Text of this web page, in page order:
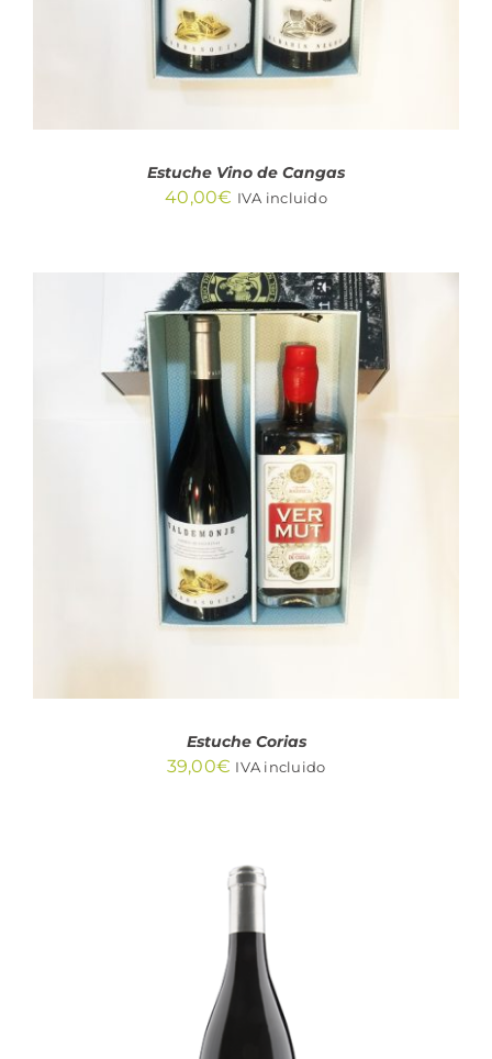
Estuche Vino de Cangas
40,00€ IVA incluido
AÑADIR AL CARRITO
/
DETALLES
Estuche Corias
39,00€ IVA incluido
AÑADIR AL CARRITO